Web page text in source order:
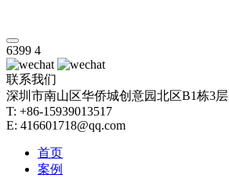
6399 4
联系我们
深圳市南山区华侨城创意园北区B1栋3层
T: +86-15939013517
E: 416601718@qq.com
首页
案例